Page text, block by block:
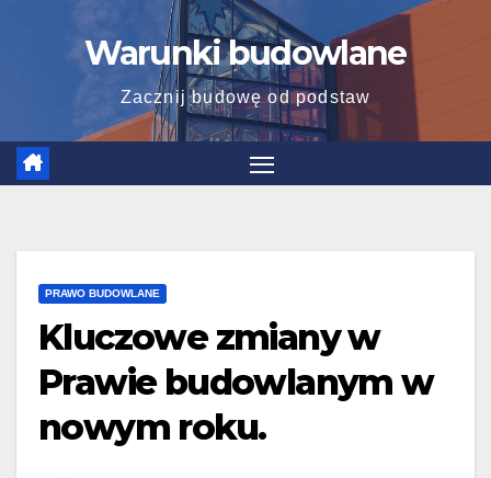
Warunki budowlane
Zacznij budowę od podstaw
PRAWO BUDOWLANE
Kluczowe zmiany w
Prawie budowlanym w
nowym roku.